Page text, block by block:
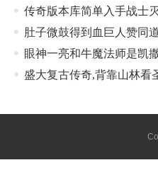
传奇版本库简单入手战士
肚子微鼓得到血巨人赞同
眼神一亮和牛魔法师是凯
盛大复古传奇,背靠山林看